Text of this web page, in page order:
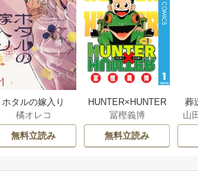
ホタルの嫁入り
橘オレコ
無料立読み
HUNTER×HUNTER
モノクロ版
冨樫義博
無料立読み
葬
山